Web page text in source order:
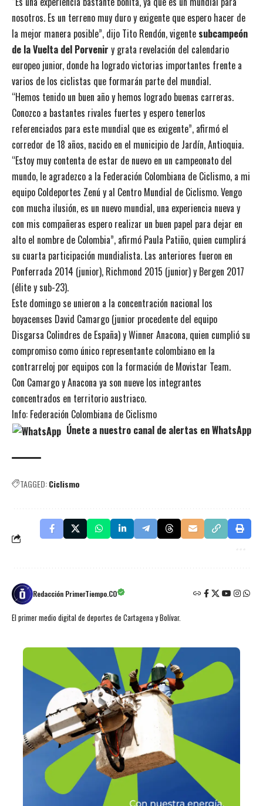
nosotros. Es un terreno muy duro y exigente que espero hacer de
la mejor manera posible”, dijo Tito Rendón, vigente subcampeón
de la Vuelta del Porvenir y grata revelación del calendario
europeo junior, donde ha logrado victorias importantes frente a
varios de los ciclistas que formarán parte del mundial.
“Hemos tenido un buen año y hemos logrado buenas carreras.
Conozco a bastantes rivales fuertes y espero tenerlos
referenciados para este mundial que es exigente”, afirmó el
corredor de 18 años, nacido en el municipio de Jardín, Antioquia.
“Estoy muy contenta de estar de nuevo en un campeonato del
mundo, le agradezco a la Federación Colombiana de Ciclismo, a mi
equipo Coldeportes Zenú y al Centro Mundial de Ciclismo. Vengo
con mucha ilusión, es un nuevo mundial, una experiencia nueva y
con mis compañeras espero realizar un buen papel para dejar en
alto el nombre de Colombia”, afirmó Paula Patiño, quien cumplirá
su cuarta participación mundialista. Las anteriores fueron en
Ponferrada 2014 (junior), Richmond 2015 (junior) y Bergen 2017
(élite y sub-23).
Este domingo se unieron a la concentración nacional los
boyacenses David Camargo (junior procedente del equipo
Disgarsa Colindres de España) y Winner Anacona, quien cumplió su
compromiso como único representante colombiano en la
contrarreloj por equipos con la formación de Movistar Team.
Con Camargo y Anacona ya son nueve los integrantes
concentrados en territorio austriaco.
Info: Federación Colombiana de Ciclismo
Únete a nuestro canal de alertas en WhatsApp
TAGGED:Ciclismo
Redacción PrimerTiempo.CO
El primer medio digital de deportes de Cartagena y Bolívar.